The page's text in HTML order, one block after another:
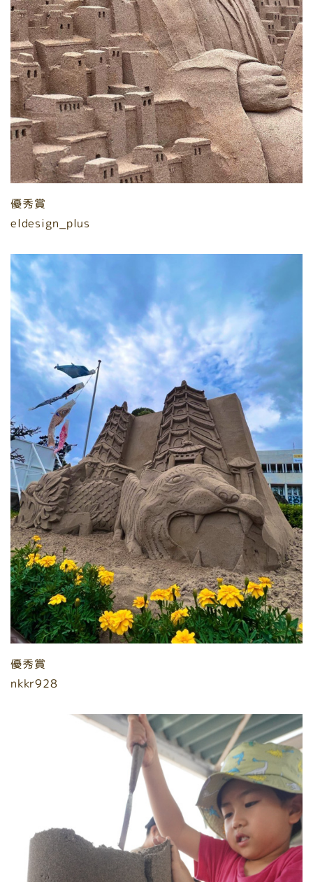
優秀賞
eldesign_plus
優秀賞
nkkr928